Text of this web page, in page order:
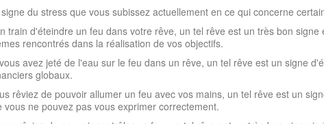
du stress que vous subissez actuellement en ce qui concerne
train d'éteindre un feu dans votre rêve, un tel rêve est un très bon
rencontrés dans la réalisation de vos objectifs.
avez jeté de l'eau sur le feu dans un rêve, un tel rêve est un signe
globaux.
rêviez de pouvoir allumer un feu avec vos mains, un tel rêve est un
ne pouvez pas vous exprimer correctement.